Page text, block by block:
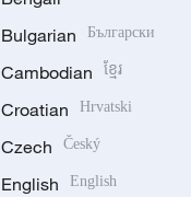
Bulgarian Български
Cambodian ខ្មែរ
Croatian Hrvatski
Czech Český
English English